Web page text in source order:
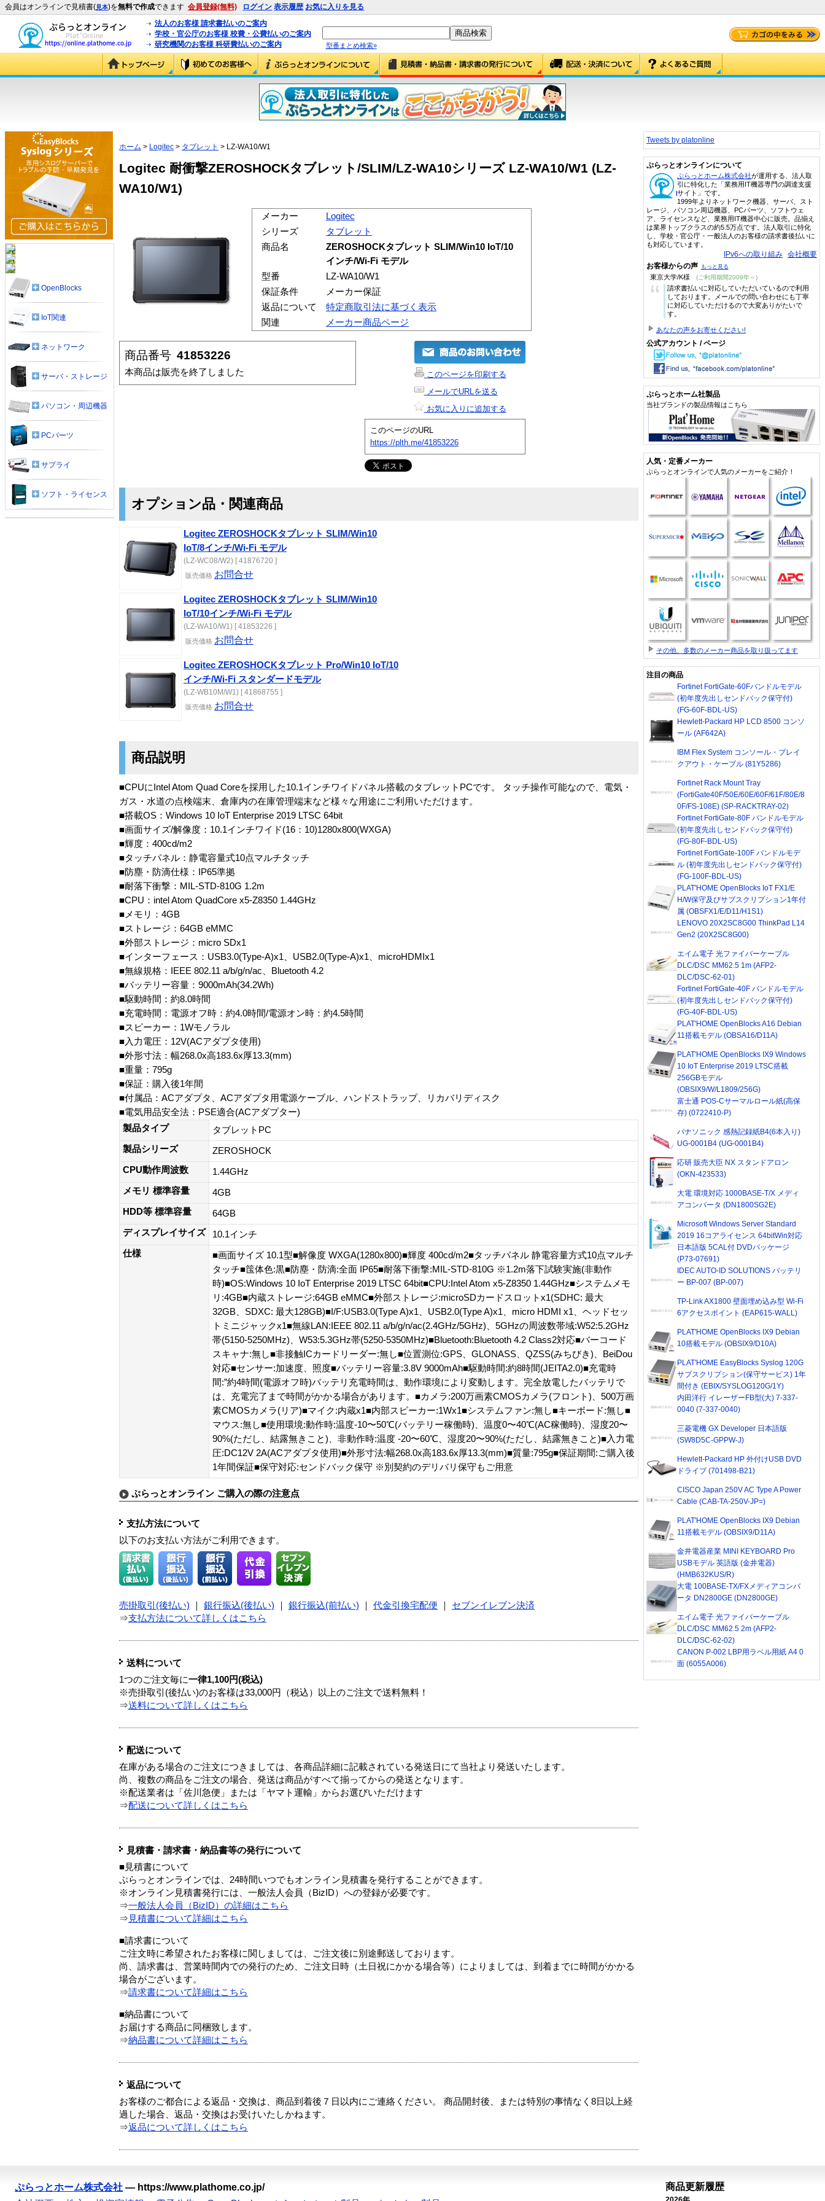
会員はオンラインで見積書(見本)を無料で作成できます 会員登録(無料) ログイン 表示履歴 お気に入りを見る
法人のお客様 請求書払いのご案内
学校・官公庁のお客様 校費・公費払いのご案内
研究機関のお客様 科研費払いのご案内
型番まとめ検索»
ホーム > Logitec > タブレット > LZ-WA10/W1
Logitec 耐衝撃ZEROSHOCKタブレット/SLIM/LZ-WA10シリーズ LZ-WA10/W1 (LZ-
WA10/W1)
メーカー
Logitec
シリーズ
タブレット
商品名
ZEROSHOCKタブレット SLIM/Win10 IoT/10
インチ/Wi-Fi モデル
型番
LZ-WA10/W1
保証条件
メーカー保証
返品について
特定商取引法に基づく表示
関連
メーカー商品ページ
商品番号 41853226
本商品は販売を終了しました
このページを印刷する
メールでURLを送る
お気に入りに追加する
このページのURL
https://plth.me/41853226
オプション品・関連商品
Logitec ZEROSHOCKタブレット SLIM/Win10
IoT/8インチ/Wi-Fi モデル
(LZ-WC08/W2) [ 41876720 ]
販売価格 お問合せ
Logitec ZEROSHOCKタブレット SLIM/Win10
IoT/10インチ/Wi-Fi モデル
(LZ-WA10/W1) [ 41853226 ]
販売価格 お問合せ
Logitec ZEROSHOCKタブレット Pro/Win10 IoT/10
インチ/Wi-Fi スタンダードモデル
(LZ-WB10M/W1) [ 41868755 ]
販売価格 お問合せ
商品説明
■CPUにIntel Atom Quad Coreを採用した10.1インチワイドパネル搭載のタブレットPCです。 タッチ操作可能なので、電気・
ガス・水道の点検端末、倉庫内の在庫管理端末など様々な用途にご利用いただけます。
■搭載OS：Windows 10 IoT Enterprise 2019 LTSC 64bit
■画面サイズ/解像度：10.1インチワイド(16：10)1280x800(WXGA)
■輝度：400cd/m2
■タッチパネル：静電容量式10点マルチタッチ
■防塵・防滴仕様：IP65準拠
■耐落下衝撃：MIL-STD-810G 1.2m
■CPU：intel Atom QuadCore x5-Z8350 1.44GHz
■メモリ：4GB
■ストレージ：64GB eMMC
■外部ストレージ：micro SDx1
■インターフェース：USB3.0(Type-A)x1、USB2.0(Type-A)x1、microHDMIx1
■無線規格：IEEE 802.11 a/b/g/n/ac、Bluetooth 4.2
■バッテリー容量：9000mAh(34.2Wh)
■駆動時間：約8.0時間
■充電時間：電源オフ時：約4.0時間/電源オン時：約4.5時間
■スピーカー：1Wモノラル
■入力電圧：12V(ACアダプタ使用)
■外形寸法：幅268.0x高183.6x厚13.3(mm)
■重量：795g
■保証：購入後1年間
■付属品：ACアダプタ、ACアダプタ用電源ケーブル、ハンドストラップ、リカバリディスク
■電気用品安全法：PSE適合(ACアダプター)
製品タイプ
タブレットPC
製品シリーズ
ZEROSHOCK
CPU動作周波数
1.44GHz
メモリ 標準容量
4GB
HDD等 標準容量
64GB
ディスプレイサイズ
10.1インチ
仕様
■画面サイズ 10.1型■解像度 WXGA(1280x800)■輝度 400cd/m2■タッチパネル 静電容量方式10点マルチ
タッチ■筺体色:黒■防塵・防滴:全面 IP65■耐落下衝撃:MIL-STD-810G ※1.2m落下試験実施(非動作
時)■OS:Windows 10 IoT Enterprise 2019 LTSC 64bit■CPU:Intel Atom x5-Z8350 1.44GHz■システムメモ
リ:4GB■内蔵ストレージ:64GB eMMC■外部ストレージ:microSDカードスロットx1(SDHC: 最大
32GB、SDXC: 最大128GB)■I/F:USB3.0(Type A)x1、USB2.0(Type A)x1、micro HDMI x1、ヘッドセッ
トミニジャックx1■無線LAN:IEEE 802.11 a/b/g/n/ac(2.4GHz/5GHz)、5GHzの周波数帯域:W52:5.2GHz
帯(5150-5250MHz)、W53:5.3GHz帯(5250-5350MHz)■Bluetooth:Bluetooth 4.2 Class2対応■バーコード
スキャナ:無し■非接触ICカードリーダー:無し■位置測位:GPS、GLONASS、QZSS(みちびき)、BeiDou
対応■センサー:加速度、照度■バッテリー容量:3.8V 9000mAh■駆動時間:約8時間(JEITA2.0)■充電時
間:”約4時間(電源オフ時)バッテリ充電時間は、動作環境により変動します。完全放電したバッテリで
は、充電完了まで時間がかかる場合があります。■カメラ:200万画素CMOSカメラ(フロント)、500万画
素CMOSカメラ(リア)■マイク:内蔵x1■内部スピーカー:1Wx1■システムファン:無し■キーボード:無し■
マウス:無し■使用環境:動作時:温度-10〜50℃(バッテリー稼働時)、温度0〜40℃(AC稼働時)、湿度20〜
90%(ただし、結露無きこと)、非動作時:温度 -20〜60℃、湿度20〜90%(ただし、結露無きこと)■入力電
圧:DC12V 2A(ACアダプタ使用)■外形寸法:幅268.0x高183.6x厚13.3(mm)■質量:795g■保証期間:ご購入後
1年間保証■保守対応:センドバック保守 ※別契約のデリバリ保守もご用意
ぷらっとオンライン ご購入の際の注意点
支払方法について
以下のお支払い方法がご利用できます。
売掛取引(後払い) 銀行振込(後払い) 銀行振込(前払い) 代金引換宅配便
セブンイレブン決済
⇒支払方法について詳しくはこちら
送料について
1つのご注文毎に一律1,100円(税込)
※売掛取引(後払い)のお客様は33,000円（税込）以上のご注文で送料無料！
⇒送料について詳しくはこちら
配送について
在庫がある場合のご注文につきましては、各商品詳細に記載されている発送日にて当社より発送いたします。
尚、複数の商品をご注文の場合、発送は商品がすべて揃ってからの発送となります。
※配送業者は「佐川急便」または「ヤマト運輸」からお選びいただけます
⇒配送について詳しくはこちら
見積書・請求書・納品書等の発行について
■見積書について
ぷらっとオンラインでは、24時間いつでもオンライン見積書を発行することができます。
※オンライン見積書発行には、一般法人会員（BizID）への登録が必要です。
⇒一般法人会員（BizID）の詳細はこちら
⇒ 見積書について詳細はこちら
■請求書について
ご注文時に希望されたお客様に関しましては、ご注文後に別途郵送しております。
尚、請求書は、営業時間内での発行のため、ご注文日時（土日祝にかかる場合等）によりましては、到着までに時間がかかる
場合がございます。
⇒請求書について詳細はこちら
■納品書について
お届けする商品に同梱致します。
⇒納品書について詳細はこちら
返品について
お客様のご都合による返品・交換は、商品到着後７日以内にご連絡ください。 商品開封後、または特別の事情なく8日以上経
過した場合、返品・交換はお受けいたしかねます。
⇒返品について詳しくはこちら
OpenBlocks
IoT関連
ネットワーク
サーバ・ストレージ
パソコン・周辺機器
PCパーツ
サプライ
ソフト・ライセンス
Tweets by platonline
ぷらっとオンラインについて
ぷらっとホーム株式会社が運用する、法人取
引に特化した「業務用IT機器専門の調達支援
サイト」です。
1999年よりネットワーク機器、サーバ、スト
レージ、パソコン周辺機器、PCパーツ、ソフトウェ
ア、ライセンスなど、業務用IT機器中心に販売。品揃え
は業界トップクラスの約5.5万点です。法人取引に特化
し、学校・官公庁・一般法人のお客様の請求書後払いに
も対応しています。
IPv6への取り組み 会社概要
お客様からの声 もっと見る
東京大学/K様 (ご利用期間2009年～)
“
請求書払いに対応していただいているので利用
しております。メールでの問い合わせにも丁寧
に対応していただけるので大変ありがたいで
す。
あなたの声をお寄せください!
公式アカウント / ページ
ぷらっとホーム社製品
当社ブランドの製品情報はこちら
人気・定番メーカー
ぷらっとオンラインで人気のメーカーをご紹介！
その他、多数のメーカー商品を取り扱ってます
注目の商品
Fortinet FortiGate-60Fバンドルモデル
(初年度先出しセンドバック保守付)
(FG-60F-BDL-US)
Hewlett-Packard HP LCD 8500 コンソ
ール (AF642A)
IBM Flex System コンソール・ブレイ
クアウト・ケーブル (81Y5286)
Fortinet Rack Mount Tray
(FortiGate40F/50E/60E/60F/61F/80E/8
0F/FS-108E) (SP-RACKTRAY-02)
Fortinet FortiGate-80F バンドルモデル
(初年度先出しセンドバック保守付)
(FG-80F-BDL-US)
Fortinet FortiGate-100F バンドルモデ
ル (初年度先出しセンドバック保守付)
(FG-100F-BDL-US)
PLAT'HOME OpenBlocks IoT FX1/E
H/W保守及びサブスクリプション1年付
属 (OBSFX1/E/D11/H1S1)
LENOVO 20X2SC8G00 ThinkPad L14
Gen2 (20X2SC8G00)
エイム電子 光ファイバーケーブル
DLC/DSC MM62.5 1m (AFP2-
DLC/DSC-62-01)
Fortinet FortiGate-40F バンドルモデル
(初年度先出しセンドバック保守付)
(FG-40F-BDL-US)
PLAT'HOME OpenBlocks A16 Debian
11搭載モデル (OBSA16/D11A)
PLAT'HOME OpenBlocks IX9 Windows
10 IoT Enterprise 2019 LTSC搭載
256GBモデル
(OBSIX9/W/L1809/256G)
富士通 POS-Cサーマルロール紙(高保
存) (0722410-P)
パナソニック 感熱記録紙B4(6本入り)
UG-0001B4 (UG-0001B4)
応研 販売大臣 NX スタンドアロン
(OKN-423533)
大電 環境対応 1000BASE-T/X メディ
アコンバータ (DN1800SG2E)
Microsoft Windows Server Standard
2019 16コアライセンス 64bitWin対応
日本語版 5CAL付 DVDパッケージ
(P73-07691)
IDEC AUTO-ID SOLUTIONS バッテリ
ー BP-007 (BP-007)
TP-Link AX1800 壁面埋め込み型 Wi-Fi
6アクセスポイント (EAP615-WALL)
PLAT'HOME OpenBlocks IX9 Debian
10搭載モデル (OBSIX9/D10A)
PLAT'HOME EasyBlocks Syslog 120G
サブスクリプション(保守サービス) 1年
間付き (EBIX/SYSLOG120G/1Y)
内田洋行 イレーザーFB型(大) 7-337-
0040 (7-337-0040)
三菱電機 GX Developer 日本語版
(SW8D5C-GPPW-J)
Hewlett-Packard HP 外付けUSB DVD
ドライブ (701498-B21)
CISCO Japan 250V AC Type A Power
Cable (CAB-TA-250V-JP=)
PLAT'HOME OpenBlocks IX9 Debian
11搭載モデル (OBSIX9/D11A)
金井電器産業 MINI KEYBOARD Pro
USBモデル 英語版 (金井電器)
(HMB632KUS/R)
大電 100BASE-TX/FXメディアコンバ
ータ DN2800GE (DN2800GE)
エイム電子 光ファイバーケーブル
DLC/DSC MM62.5 2m (AFP2-
DLC/DSC-62-02)
CANON P-002 LBP用ラベル用紙 A4 0
面 (6055A006)
ぷらっとホーム株式会社 — https://www.plathome.co.jp/
商品更新履歴